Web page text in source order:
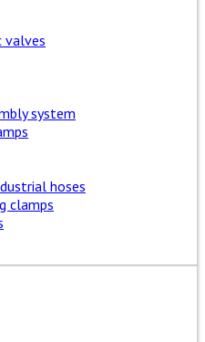
valves
system
hoses
clamps